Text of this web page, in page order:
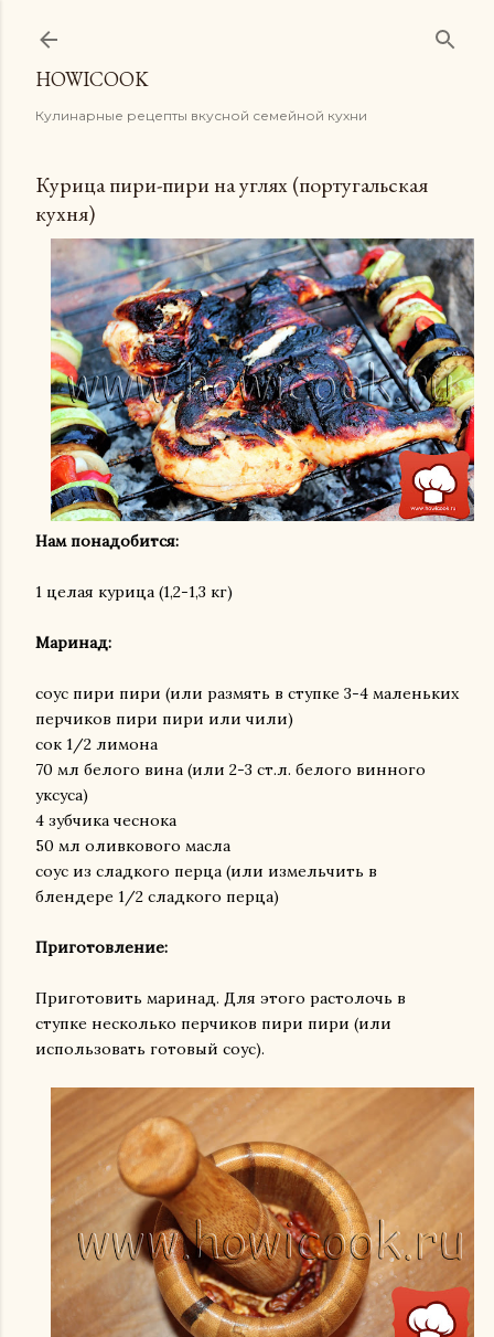
HOWICOOK
Кулинарные рецепты вкусной семейной кухни
Курица пири-пири на углях (португальская
кухня)
Нам понадобится:
1 целая курица (1,2-1,3 кг)
Маринад:
соус пири пири (или размять в ступке 3-4 маленьких
перчиков пири пири или чили)
сок 1/2 лимона
70 мл белого вина (или 2-3 ст.л. белого винного
уксуса)
4 зубчика чеснока
50 мл оливкового масла
соус из сладкого перца (или измельчить в
блендере 1/2 сладкого перца)
Приготовление:
Приготовить маринад. Для этого растолочь в
ступке несколько перчиков пири пири (или
использовать готовый соус).